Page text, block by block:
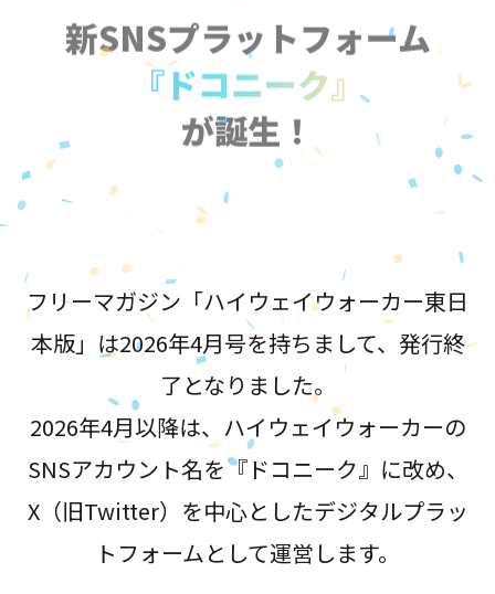
新SNSプラットフォーム
『ドコニーク』
が誕生！
フリーマガジン「ハイウェイウォーカー東日
本版」は2026年4月号を持ちまして、発行終
了となりました。
2026年4月以降は、ハイウェイウォーカーの
SNSアカウント名を『ドコニーク』に改め、
X（旧Twitter）を中心としたデジタルプラッ
トフォームとして運営します。